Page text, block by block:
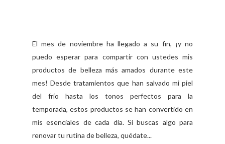
El mes de noviembre ha llegado a su fin, ¡y no
puedo esperar para compartir con ustedes mis
productos de belleza más amados durante este
mes! Desde tratamientos que han salvado mi piel
del frío hasta los tonos perfectos para la
temporada, estos productos se han convertido en
mis esenciales de cada día. Si buscas algo para
renovar tu rutina de belleza, quédate...